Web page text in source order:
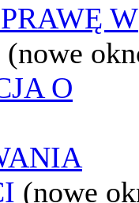
W
(nowe
O
(nowe